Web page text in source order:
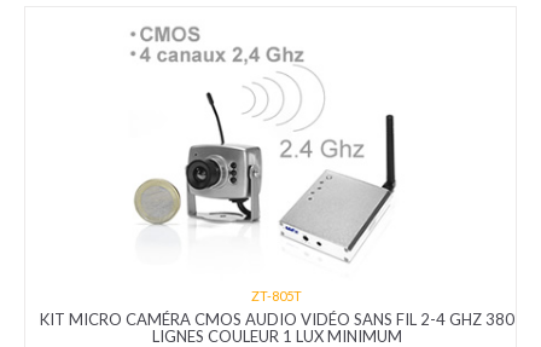
ZT-805T
KIT MICRO CAMÉRA CMOS AUDIO VIDÉO SANS FIL 2-4 GHZ 380
LIGNES COULEUR 1 LUX MINIMUM